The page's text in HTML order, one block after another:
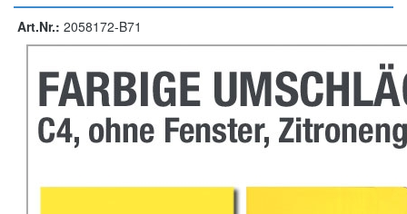
Art.Nr.: 2058172-B71